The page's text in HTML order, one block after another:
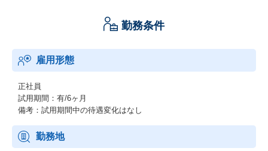
・SEやプロジェクトリーダーとしてのキャリアアップを目指す方
については、現場のSE/プロジェクトリーダーによる教育に加え、
当社のSE/PM育成・研修、e-learning等、各種コンテンツによる支
援環境があります。
・異なる技術分野からの転職者も多数受け入れており、教育コン
テンツ・OJTを活用しサポートしていく環境が整っております。
■業務環境
在宅勤務やコアタイムなしフレックス制など、多様な働き方が可
勤務条件
雇用形態
正社員
試用期間：有/6ヶ月
備考：試用期間中の待遇変化はなし
勤務地